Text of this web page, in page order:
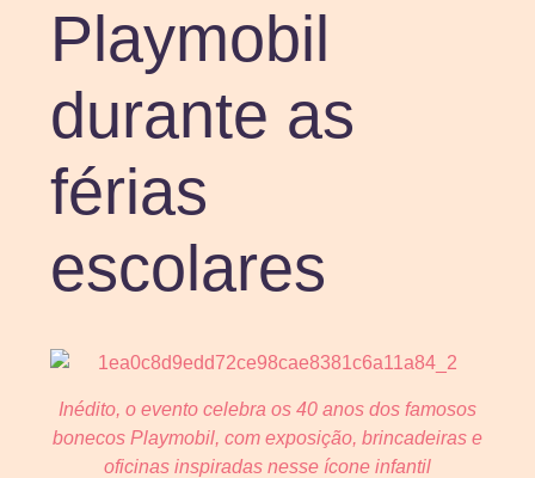
Playmobil
durante as
férias
escolares
Inédito, o evento celebra os 40 anos dos famosos
bonecos Playmobil, com exposição, brincadeiras e
oficinas inspiradas nesse ícone infantil